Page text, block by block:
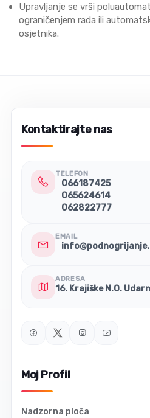
Upravljanje se vrši
ograničenjem rada ili
osjetnika.
Kontaktirajte nas
TELEFON
066187425
065624614
062822777
EMAIL
ADRESA
16. Krajiške N.O.
Moj Profil
Nadzorna ploča